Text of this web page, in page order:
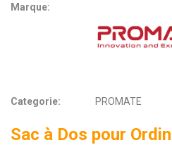
Marque:
Categorie: PROMATE
Sac à Dos pour